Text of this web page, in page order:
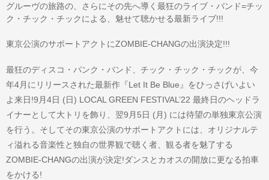
グルーヴの旅路の、さらにその先へ導く最狂のライブ・バンド=チッ
ク・チック・チックによる、魅せて聴かせる最新ライブ!!!
東京公演のサポートアクトにZOMBIE-CHANGの出演決定!!!
最狂のディスコ・パンク・バンド、チック・チック・チックが、今
年4月にリリースされた最新作『Let It Be Blue』をひっさげいよい
よ来日!9月4日 (日) LOCAL GREEN FESTIVAL’22 最終日のヘッドラ
イナーとして大トリを飾り、翌9月5日 (月) には待望の単独東京公演
を行う。そしてその東京公演のサポートアクトには、オリジナルテ
ィ溢れる音楽性と独自の世界観で聴く者、観る者を魅了する
ZOMBIE-CHANGの出演が決定!ダンスとカオスの開放に更なる拍車
をかける!